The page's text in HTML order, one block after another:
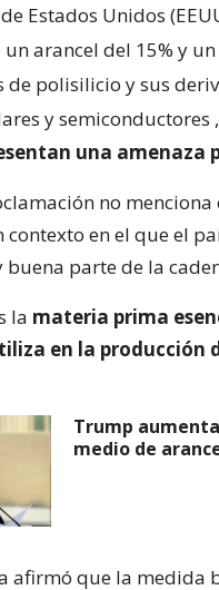
Estados Unidos
arancel del 15% y
de polisilicio y sus
y semiconductores
una amenaza
no menciona
contexto en el que el
parte de la
la materia prima
en la producción
Trump
medio de
afirmó que la medida